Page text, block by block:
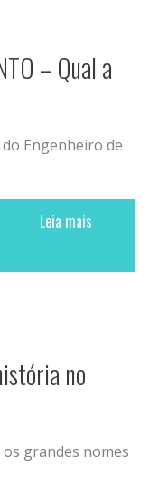
– Qual a
Engenheiro de
Leia mais
no
grandes nomes